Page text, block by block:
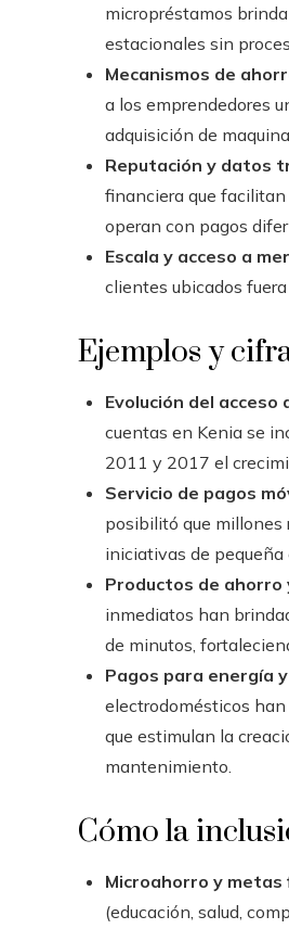
micropréstamos
estacionales sin
Mecanismos de
a los emprendedores
adquisición de
Reputación y datos
financiera que
operan con pagos
Escala y acceso a
clientes ubicados
Ejemplos y
Evolución del acceso
cuentas en Kenia se
2011 y 2017 el
Servicio de pagos
posibilitó que millones
iniciativas de
Productos de
inmediatos han
de minutos,
Pagos para energía
electrodomésticos
que estimulan la
mantenimiento.
Cómo la
Microahorro y metas
(educación, salud,